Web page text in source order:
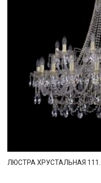
ЛЮСТРА ХРУСТАЛЬНАЯ